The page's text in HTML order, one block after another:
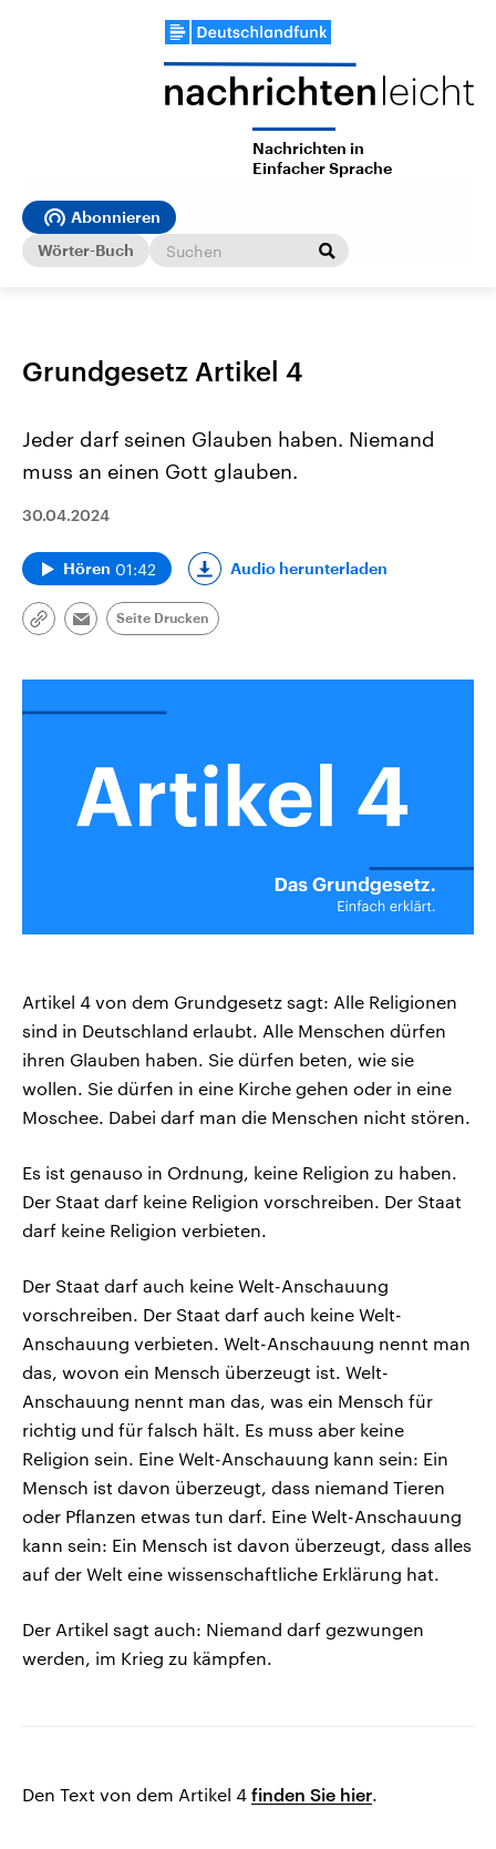
Nachrichten in
Einfacher Sprache
Abonnieren
Wörter-Buch
Grundgesetz Artikel 4
Jeder darf seinen Glauben haben. Niemand
muss an einen Gott glauben.
30.04.2024
Hören 01:42 Audio herunterladen
Link
Email
Seite Drucken
Artikel 4 von dem Grundgesetz sagt: Alle Religionen
sind in Deutschland erlaubt. Alle Menschen dürfen
ihren Glauben haben. Sie dürfen beten, wie sie
wollen. Sie dürfen in eine Kirche gehen oder in eine
Moschee. Dabei darf man die Menschen nicht stören.
Es ist genauso in Ordnung, keine Religion zu haben.
Der Staat darf keine Religion vorschreiben. Der Staat
darf keine Religion verbieten.
Der Staat darf auch keine Welt-Anschauung
vorschreiben. Der Staat darf auch keine Welt-
Anschauung verbieten. Welt-Anschauung nennt man
das, wovon ein Mensch überzeugt ist. Welt-
Anschauung nennt man das, was ein Mensch für
richtig und für falsch hält. Es muss aber keine
Religion sein. Eine Welt-Anschauung kann sein: Ein
Mensch ist davon überzeugt, dass niemand Tieren
oder Pflanzen etwas tun darf. Eine Welt-Anschauung
kann sein: Ein Mensch ist davon überzeugt, dass alles
auf der Welt eine wissenschaftliche Erklärung hat.
Der Artikel sagt auch: Niemand darf gezwungen
werden, im Krieg zu kämpfen.
Den Text von dem Artikel 4 finden Sie hier